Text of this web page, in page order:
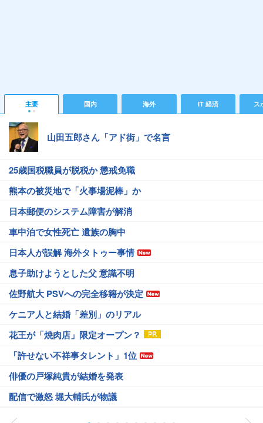
主要 国内 海外 IT 経済 ス
山田五郎さん「アド街」で名言
25歳国税職員が脱税か 懲戒免職
熊本の被災地で「火事場泥棒」か
日本郵便のシステム障害が解消
車中泊で女性死亡 遺族の胸中
日本人が誤解 海外タトゥー事情
息子助けようとした父 意識不明
佐野航大 PSVへの完全移籍が決定
ケニア人と結婚「差別」のリアル
花王が「焼肉店」限定オープン？
「許せない不祥事タレント」1位
俳優の戸塚純貴が結婚を発表
配信で激怒 堀大輔氏が物議